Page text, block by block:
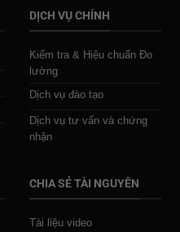
DỊCH VỤ CHÍNH
Kiểm tra & Hiệu chuẩn Đo
lường
Dịch vụ đào tạo
Dịch vụ tư vấn và chứng
nhận
CHIA SẺ TÀI NGUYÊN
Tài liệu video